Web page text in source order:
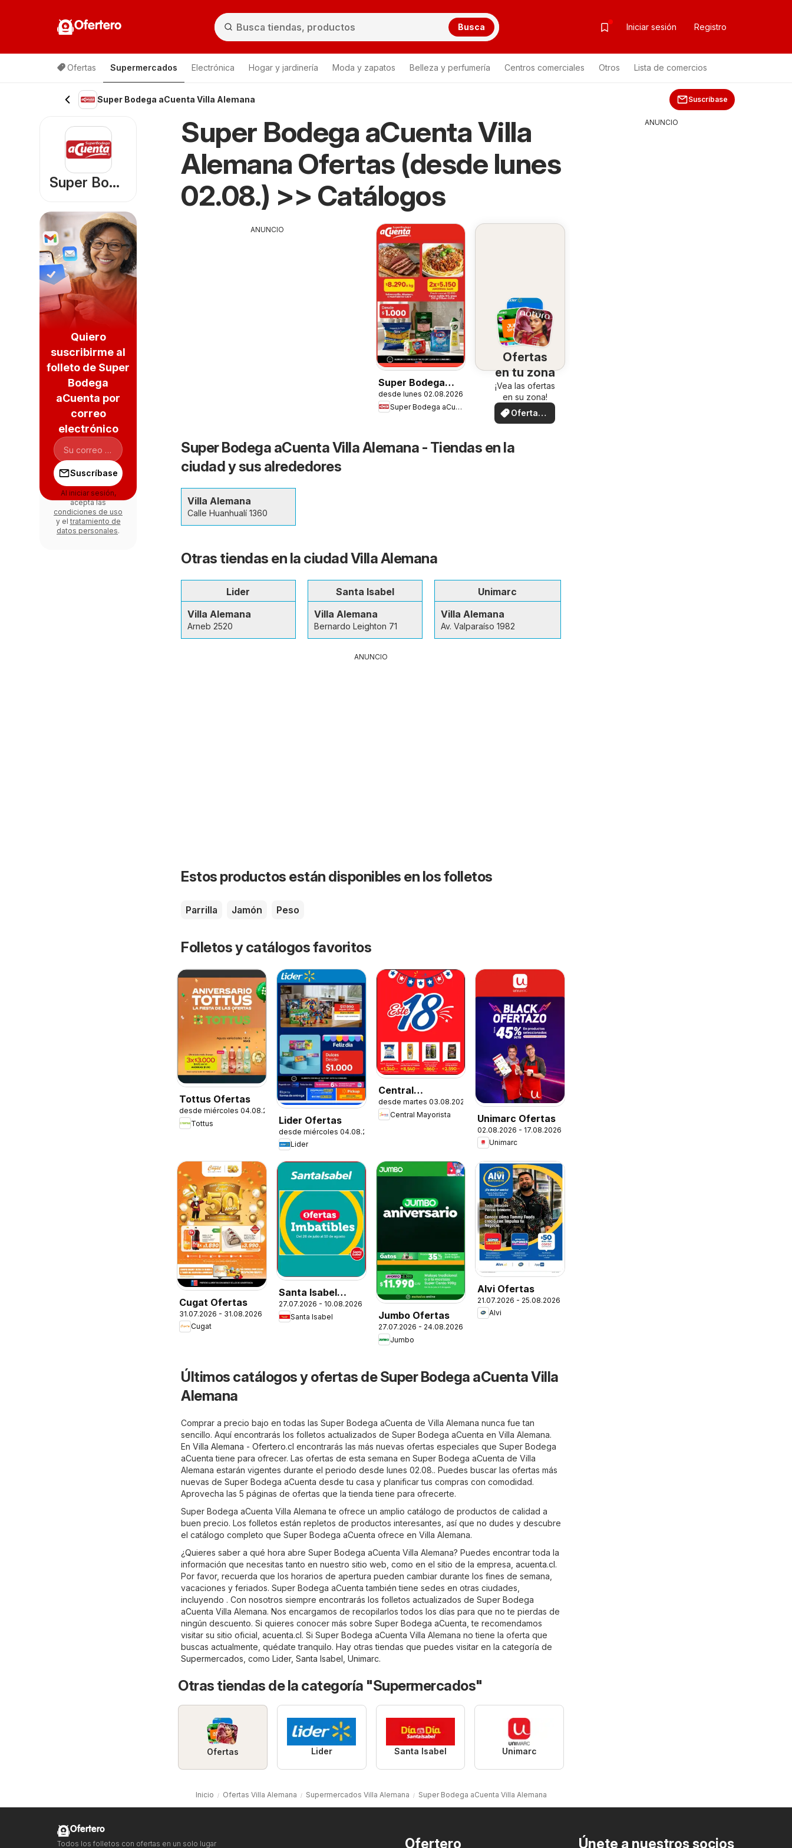
Ofertero Busca Iniciar sesión Registro
Ofertas Supermercados Electrónica Hogar y jardinería Moda y zapatos Belleza y perfumería Centros comerciales Otros Lista de comercios
Lista de productos
Super Bodega aCuenta Villa Alemana Suscríbase
Super Bodega aCuenta Villa
Alemana Ofertas (desde lunes
02.08.) >> Catálogos
ANUNCIO
Super Bodega
aCuenta Ofertas
desde lunes 02.08.2026
Super Bodega aCuenta
Ofertas
en tu zona
¡Vea las ofertas
en su zona!
Ofertas
locales
Super Bodega aCuenta Villa Alemana - Tiendas en la
ciudad y sus alrededores
Villa Alemana
Calle Huanhualí 1360
Otras tiendas en la ciudad Villa Alemana
Lider
Villa Alemana
Arneb 2520
Santa Isabel
Villa Alemana
Bernardo Leighton 71
Unimarc
Villa Alemana
Av. Valparaíso 1982
ANUNCIO
Estos productos están disponibles en los folletos
Parrilla Jamón Peso
Folletos y catálogos favoritos
Tottus Ofertas
desde miércoles 04.08.2026
Tottus
Lider Ofertas
desde miércoles 04.08.2026
Lider
Central
Mayorista
Ofertas
desde martes 03.08.2026
Central Mayorista
Unimarc Ofertas
02.08.2026 - 17.08.2026
Unimarc
Cugat Ofertas
31.07.2026 - 31.08.2026
Cugat
Santa Isabel
Ofertas
27.07.2026 - 10.08.2026
Santa Isabel
Jumbo Ofertas
27.07.2026 - 24.08.2026
Jumbo
Alvi Ofertas
21.07.2026 - 25.08.2026
Alvi
Últimos catálogos y ofertas de Super Bodega aCuenta Villa
Alemana
Comprar a precio bajo en todas las Super Bodega aCuenta de Villa Alemana nunca fue tan
sencillo. Aquí encontrarás los folletos actualizados de Super Bodega aCuenta en Villa Alemana.
En Villa Alemana - Ofertero.cl encontrarás las más nuevas ofertas especiales que Super Bodega
aCuenta tiene para ofrecer. Las ofertas de esta semana en Super Bodega aCuenta de Villa
Alemana estarán vigentes durante el periodo desde lunes 02.08.. Puedes buscar las ofertas más
nuevas de Super Bodega aCuenta desde tu casa y planificar tus compras con comodidad.
Aprovecha las 5 páginas de ofertas que la tienda tiene para ofrecerte.
Super Bodega aCuenta Villa Alemana te ofrece un amplio catálogo de productos de calidad a
buen precio. Los folletos están repletos de productos interesantes, así que no dudes y descubre
el catálogo completo que Super Bodega aCuenta ofrece en Villa Alemana.
¿Quieres saber a qué hora abre Super Bodega aCuenta Villa Alemana? Puedes encontrar toda la
información que necesitas tanto en nuestro sitio web, como en el sitio de la empresa, acuenta.cl.
Por favor, recuerda que los horarios de apertura pueden cambiar durante los fines de semana,
vacaciones y feriados. Super Bodega aCuenta también tiene sedes en otras ciudades,
incluyendo . Con nosotros siempre encontrarás los folletos actualizados de Super Bodega
aCuenta Villa Alemana. Nos encargamos de recopilarlos todos los días para que no te pierdas de
ningún descuento. Si quieres conocer más sobre Super Bodega aCuenta, te recomendamos
visitar su sitio oficial, acuenta.cl. Si Super Bodega aCuenta Villa Alemana no tiene la oferta que
buscas actualmente, quédate tranquilo. Hay otras tiendas que puedes visitar en la categoría de
Supermercados, como Lider, Santa Isabel, Unimarc.
Otras tiendas de la categoría "Supermercados"
Ofertas Lider Santa Isabel Unimarc
Inicio Ofertas Villa Alemana Supermercados Villa Alemana Super Bodega aCuenta Villa Alemana
Super Bodega aCuenta
Quiero
suscribirme al
folleto de Super
Bodega
aCuenta por
correo
electrónico
Suscríbase
Al iniciar sesión,
acepta las
condiciones de uso
y el tratamiento de
datos personales.
ANUNCIO
Ofertero Únete a nuestros socios
Ofertero
Todos los folletos con ofertas en un solo lugar